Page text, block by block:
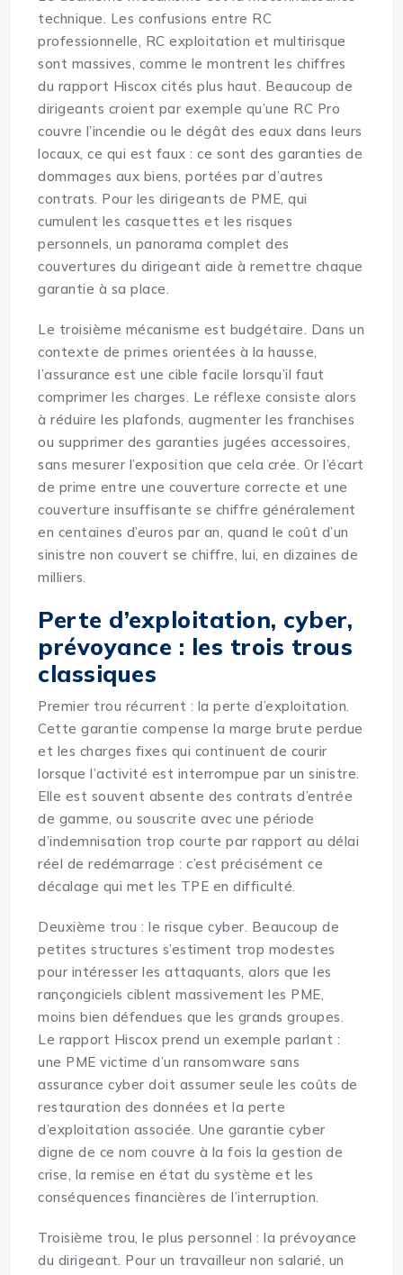
technique. Les confusions entre RC
professionnelle, RC exploitation et multirisque
sont massives, comme le montrent les chiffres
du rapport Hiscox cités plus haut. Beaucoup de
dirigeants croient par exemple qu’une RC Pro
couvre l’incendie ou le dégât des eaux dans leurs
locaux, ce qui est faux : ce sont des garanties de
dommages aux biens, portées par d’autres
contrats. Pour les dirigeants de PME, qui
cumulent les casquettes et les risques
personnels, un panorama complet des
couvertures du dirigeant aide à remettre chaque
garantie à sa place.
Le troisième mécanisme est budgétaire. Dans un
contexte de primes orientées à la hausse,
l’assurance est une cible facile lorsqu’il faut
comprimer les charges. Le réflexe consiste alors
à réduire les plafonds, augmenter les franchises
ou supprimer des garanties jugées accessoires,
sans mesurer l’exposition que cela crée. Or l’écart
de prime entre une couverture correcte et une
couverture insuffisante se chiffre généralement
en centaines d’euros par an, quand le coût d’un
sinistre non couvert se chiffre, lui, en dizaines de
milliers.
Perte d’exploitation, cyber,
prévoyance : les trois trous
classiques
Premier trou récurrent : la perte d’exploitation.
Cette garantie compense la marge brute perdue
et les charges fixes qui continuent de courir
lorsque l’activité est interrompue par un sinistre.
Elle est souvent absente des contrats d’entrée
de gamme, ou souscrite avec une période
d’indemnisation trop courte par rapport au délai
réel de redémarrage : c’est précisément ce
décalage qui met les TPE en difficulté.
Deuxième trou : le risque cyber. Beaucoup de
petites structures s’estiment trop modestes
pour intéresser les attaquants, alors que les
rançongiciels ciblent massivement les PME,
moins bien défendues que les grands groupes.
Le rapport Hiscox prend un exemple parlant :
une PME victime d’un ransomware sans
assurance cyber doit assumer seule les coûts de
restauration des données et la perte
d’exploitation associée. Une garantie cyber
digne de ce nom couvre à la fois la gestion de
crise, la remise en état du système et les
conséquences financières de l’interruption.
Troisième trou, le plus personnel : la prévoyance
du dirigeant. Pour un travailleur non salarié, un